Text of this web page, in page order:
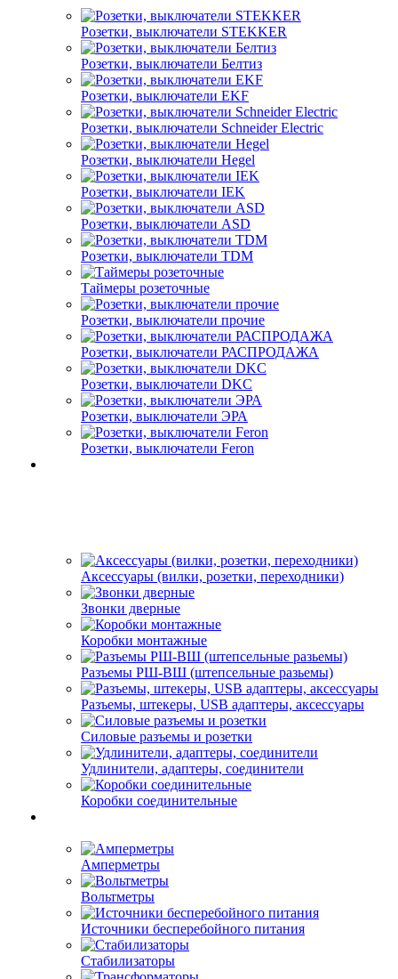
Розетки, выключатели STEKKER
Розетки, выключатели Белтиз
Розетки, выключатели EKF
Розетки, выключатели Schneider Electric
Розетки, выключатели Hegel
Розетки, выключатели IEK
Розетки, выключатели ASD
Розетки, выключатели TDM
Таймеры розеточные
Розетки, выключатели прочие
Розетки, выключатели РАСПРОДАЖА
Розетки, выключатели DKC
Розетки, выключатели ЭРА
Розетки, выключатели Feron
Аксессуары (вилки, розетки, переходники)
Звонки дверные
Коробки монтажные
Разъемы РШ-ВШ (штепсельные разьемы)
Разъемы, штекеры, USB адаптеры, аксессуары
Силовые разъемы и розетки
Удлинители, адаптеры, соединители
Коробки соединительные
Амперметры
Вольтметры
Источники бесперебойного питания
Стабилизаторы